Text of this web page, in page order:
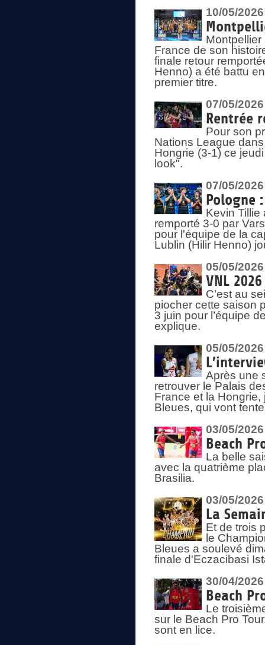
10/05/2026
France de son
finale retour
Henno) a été battu
premier titre.
07/05/2026
Rentrée
Pour son
Nations League
Hongrie (3-1) ce
look".
07/05/2026
Pologne
Kevin Tillie
remporté 3-0 par
pour l'équipe de la
Lublin (Hilir Henno)
05/05/2026
VNL
C’est au
piocher cette saison
3 juin pour l’équipe
explique.
05/05/2026
Après une
retrouver le Palais
France et la Hongrie,
Bleues, qui vont
03/05/2026
Beach
La belle
avec la quatrième
Brasilia.
03/05/2026
La
Et de trois
le
Bleues a soulevé
finale d'Eczacibasi
30/04/2026
Beach
Le
sur le Beach Pro
sont en lice.